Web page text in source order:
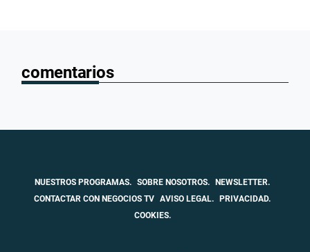
comentarios
NUESTROS PROGRAMAS. SOBRE NOSOTROS. NEWSLETTER.
CONTACTAR CON NEGOCIOS TV AVISO LEGAL. PRIVACIDAD.
COOKIES.